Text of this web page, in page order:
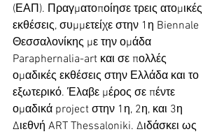
(ΕΑΠ). Πραγματοποίησε τρεις ατομικές
εκθέσεις, συμμετείχε στην 1η Biennale
Θεσσαλονίκης με την ομάδα
Paraphernalia-art και σε πολλές
ομαδικές εκθέσεις στην Ελλάδα και το
εξωτερικό. Έλαβε μέρος σε πέντε
ομαδικά project στην 1η, 2η, και 3η
Διεθνή ART Thessaloniki. Διδάσκει ως